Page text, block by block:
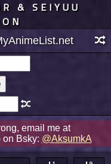
& SEIYUU
email me at
Bsky: @AksumkA